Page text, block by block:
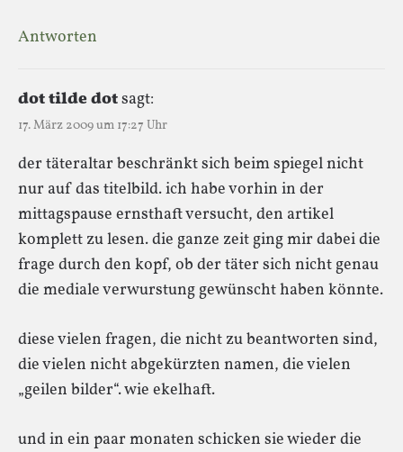
Antworten
dot tilde dotsagt:
17. März 2009 um 17:27 Uhr
der täteraltar beschränkt sich beim spiegel nicht
nur auf das titelbild. ich habe vorhin in der
mittagspause ernsthaft versucht, den artikel
komplett zu lesen. die ganze zeit ging mir dabei die
frage durch den kopf, ob der täter sich nicht genau
die mediale verwurstung gewünscht haben könnte.
diese vielen fragen, die nicht zu beantworten sind,
die vielen nicht abgekürzten namen, die vielen
„geilen bilder“. wie ekelhaft.
und in ein paar monaten schicken sie wieder die